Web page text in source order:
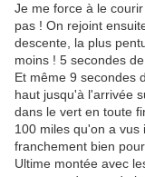
Je me force à le
pas ! On rejoint
descente, la plus
moins ! 5 secondes
Et même 9 secondes
haut jusqu'à l'arrivée
dans le vert en toute
100 miles qu'on a
franchement bien
Ultime montée avec